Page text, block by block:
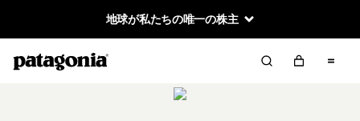
地球が私たちの唯一の株主